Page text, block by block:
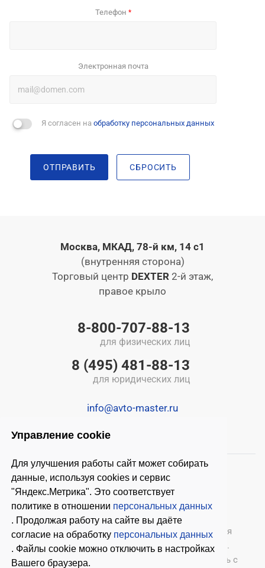
Управление cookie
Для улучшения работы сайт может собирать
данные, используя cookies и сервис
"Яндекс.Метрика". Это соответствует
политике в отношении персональных данных
. Продолжая работу на сайте вы даёте
согласие на обработку персональных данных
. Файлы cookie можно отключить в настройках
Вашего браузера.
Телефон *
Электронная почта
Я согласен на обработку персональных данных
ОТПРАВИТЬ СБРОСИТЬ
Москва, МКАД, 78-й км, 14 с1
(внутренняя сторона)
Торговый центр DEXTER 2-й этаж,
правое крыло
8-800-707-88-13
для физических лиц
8 (495) 481-88-13
для юридических лиц
info@avto-master.ru
© 2026 ООО «Автомастер»— оборудование для
автосервиса, шиномонтажное оборудование.
Оставляя заявки на нашем сайте, ознакомьтесь с